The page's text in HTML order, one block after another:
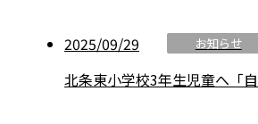
2025/09/29 お知らせ
北条東小学校3年生児童へ「